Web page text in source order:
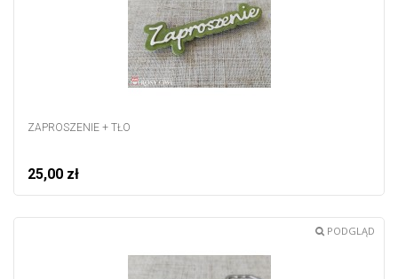
ZAPROSZENIE + TŁO
25,00 zł
PODGLĄD